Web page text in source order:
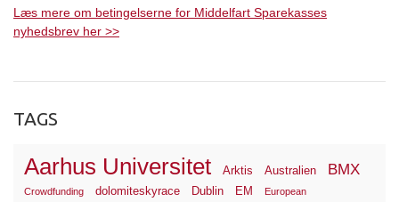
Læs mere om betingelserne for Middelfart Sparekasses
nyhedsbrev her >>
TAGS
Aarhus Universitet Arktis Australien BMX
Crowdfunding dolomiteskyrace Dublin EM
European